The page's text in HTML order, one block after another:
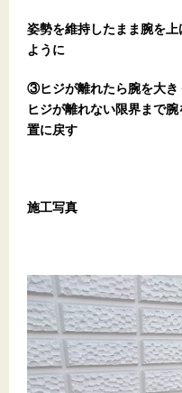
姿勢を維持したまま腕を
ように
③ヒジが離れたら腕を大き
ヒジが離れない限界まで
置に戻す
施工写真